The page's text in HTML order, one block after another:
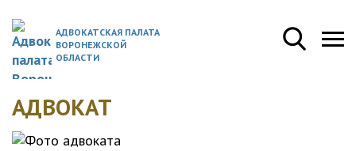
АДВОКАТСКАЯ ПАЛАТА
ВОРОНЕЖСКОЙ
ОБЛАСТИ
АДВОКАТ